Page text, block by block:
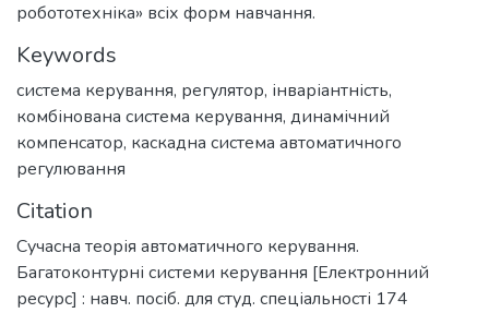
робототехніка» всіх форм навчання.
Keywords
система керування, регулятор, інваріантність,
комбінована система керування, динамічний
компенсатор, каскадна система автоматичного
регулювання
Citation
Сучасна теорія автоматичного керування.
Багатоконтурні системи керування [Електронний
ресурс] : навч. посіб. для студ. спеціальності 174